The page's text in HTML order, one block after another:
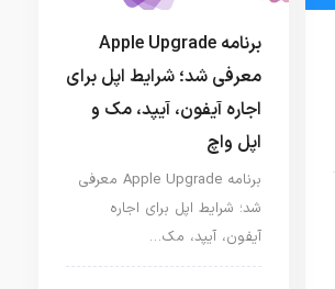
برنامه Apple Upgrade
معرفی شد؛ شرایط اپل برای
اجاره آیفون، آیپد، مک و
اپل واچ
برنامه Apple Upgrade معرفی
شد؛ شرایط اپل برای اجاره
آیفون، آیپد، مک…